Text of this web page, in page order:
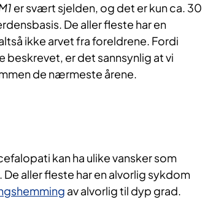
er svært sjelden, og det er kun ca. 30
De aller fleste har en
ikke arvet fra foreldrene. Fordi
er det sannsynlig at vi
de nærmeste årene.
kan ha ulike vansker som
aller fleste har en alvorlig sykdom
av alvorlig til dyp grad.